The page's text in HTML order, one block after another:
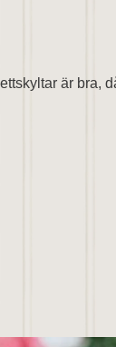
är bra,